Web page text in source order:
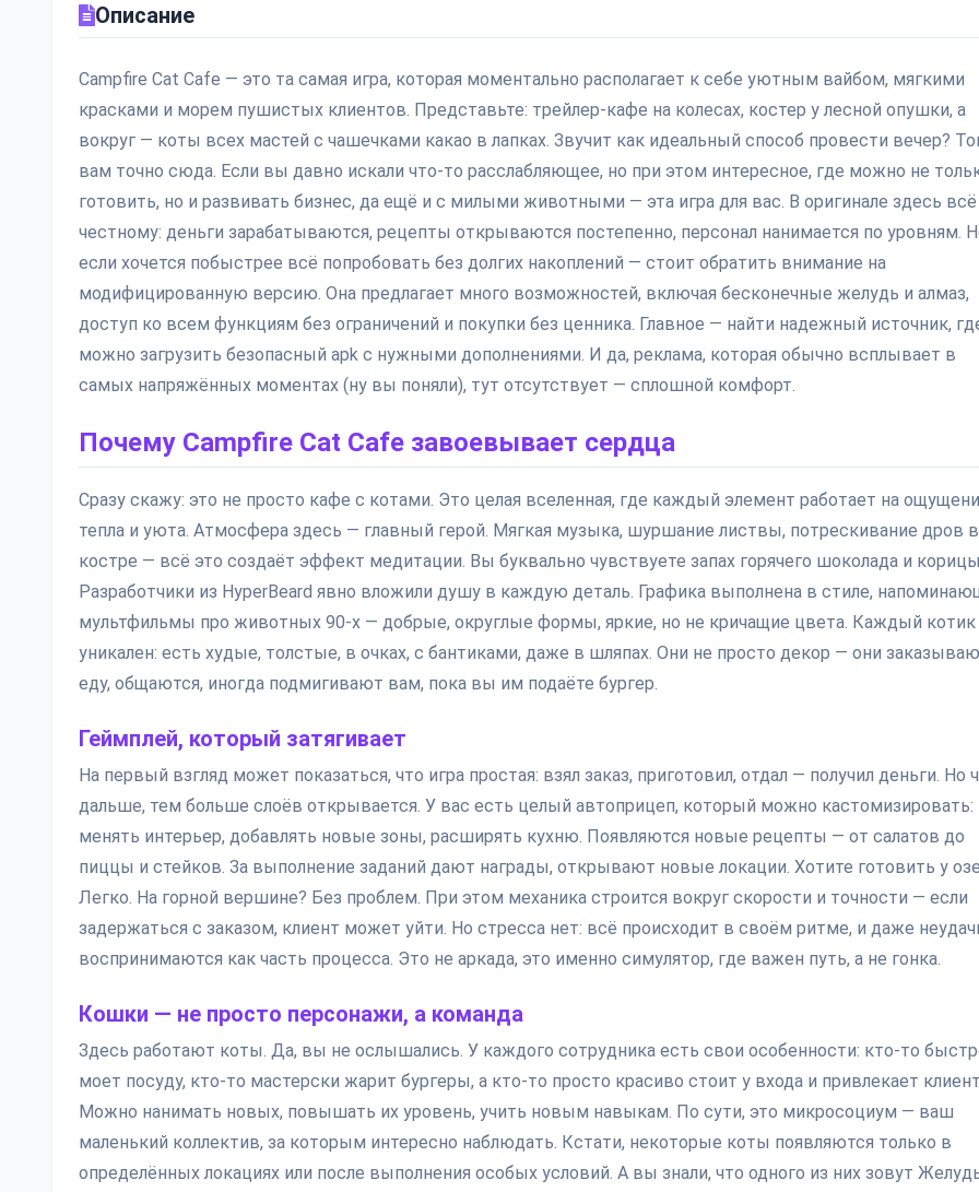
Описание
Campfire Cat Cafe — это та самая игра, которая моментально располагает к себе уютным вайбом, мягкими
красками и морем пушистых клиентов. Представьте: трейлер-кафе на колесах, костер у лесной опушки, а
вокруг — коты всех мастей с чашечками какао в лапках. Звучит как идеальный способ провести вечер?
вам точно сюда. Если вы давно искали что-то расслабляющее, но при этом интересное, где можно не
готовить, но и развивать бизнес, да ещё и с милыми животными — эта игра для вас. В оригинале здесь
честному: деньги зарабатываются, рецепты открываются постепенно, персонал нанимается по уровням.
если хочется побыстрее всё попробовать без долгих накоплений — стоит обратить внимание на
модифицированную версию. Она предлагает много возможностей, включая бесконечные желудь и алмаз,
доступ ко всем функциям без ограничений и покупки без ценника. Главное — найти надежный источник,
можно загрузить безопасный apk с нужными дополнениями. И да, реклама, которая обычно всплывает в
самых напряжённых моментах (ну вы поняли), тут отсутствует — сплошной комфорт.
Почему Campfire Cat Cafe завоевывает сердца
Сразу скажу: это не просто кафе с котами. Это целая вселенная, где каждый элемент работает на
тепла и уюта. Атмосфера здесь — главный герой. Мягкая музыка, шуршание листвы, потрескивание дров в
костре — всё это создаёт эффект медитации. Вы буквально чувствуете запах горячего шоколада и
Разработчики из HyperBeard явно вложили душу в каждую деталь. Графика выполнена в стиле,
мультфильмы про животных 90-х — добрые, округлые формы, яркие, но не кричащие цвета. Каждый
уникален: есть худые, толстые, в очках, с бантиками, даже в шляпах. Они не просто декор — они
еду, общаются, иногда подмигивают вам, пока вы им подаёте бургер.
Геймплей, который затягивает
На первый взгляд может показаться, что игра простая: взял заказ, приготовил, отдал — получил деньги. Но
дальше, тем больше слоёв открывается. У вас есть целый автоприцеп, который можно кастомизировать:
менять интерьер, добавлять новые зоны, расширять кухню. Появляются новые рецепты — от салатов до
пиццы и стейков. За выполнение заданий дают награды, открывают новые локации. Хотите готовить у
Легко. На горной вершине? Без проблем. При этом механика строится вокруг скорости и точности — если
задержаться с заказом, клиент может уйти. Но стресса нет: всё происходит в своём ритме, и даже
воспринимаются как часть процесса. Это не аркада, это именно симулятор, где важен путь, а не гонка.
Кошки — не просто персонажи, а команда
Здесь работают коты. Да, вы не ослышались. У каждого сотрудника есть свои особенности: кто-то
моет посуду, кто-то мастерски жарит бургеры, а кто-то просто красиво стоит у входа и привлекает
Можно нанимать новых, повышать их уровень, учить новым навыкам. По сути, это микросоциум — ваш
маленький коллектив, за которым интересно наблюдать. Кстати, некоторые коты появляются только в
определённых локациях или после выполнения особых условий. А вы знали, что одного из них зовут